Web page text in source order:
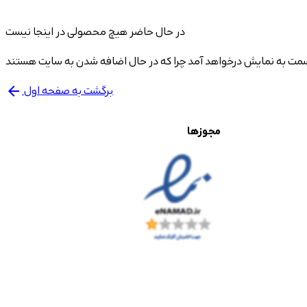
در حال حاضر هیچ محصولی در اینجا نیست
arrow_back برگشت به صفحه اول
مجوزها